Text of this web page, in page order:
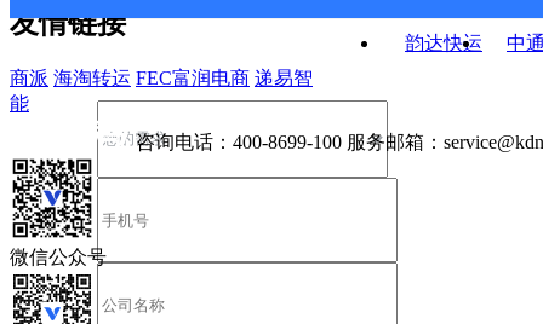
韵达快运
中
友情链接
商派 海淘转运 FEC富润电商 递易智
能
咨询电话： 400-8699-100 服务邮箱：
微信公众号